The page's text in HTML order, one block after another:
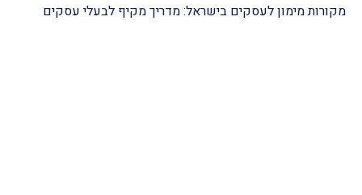
בישראל: מדריך מקיף לבעלי עסקים